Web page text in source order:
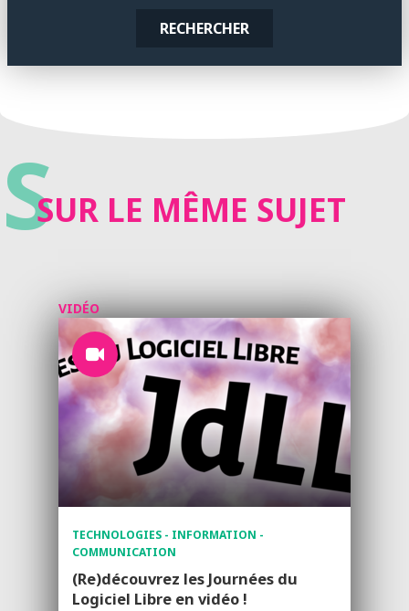
RECHERCHER
SSUR LE MÊME SUJET
VIDÉO
TECHNOLOGIES - INFORMATION -
COMMUNICATION
(Re)découvrez les Journées du
Logiciel Libre en vidéo !